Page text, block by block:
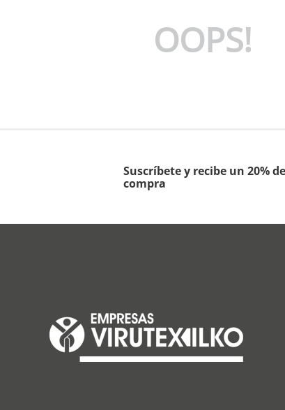
OOPS!
Suscríbete y recibe un 20%
compra